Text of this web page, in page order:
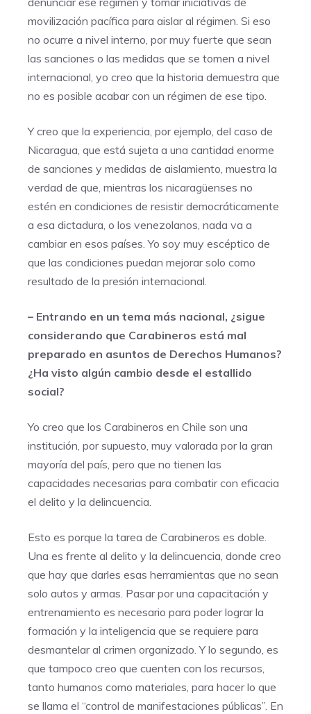
movilización pacífica para aislar al régimen. Si eso
no ocurre a nivel interno, por muy fuerte que sean
las sanciones o las medidas que se tomen a nivel
internacional, yo creo que la historia demuestra que
no es posible acabar con un régimen de ese tipo.
Y creo que la experiencia, por ejemplo, del caso de
Nicaragua, que está sujeta a una cantidad enorme
de sanciones y medidas de aislamiento, muestra la
verdad de que, mientras los nicaragüenses no
estén en condiciones de resistir democráticamente
a esa dictadura, o los venezolanos, nada va a
cambiar en esos países. Yo soy muy escéptico de
que las condiciones puedan mejorar solo como
resultado de la presión internacional.
– Entrando en un tema más nacional, ¿sigue
considerando que Carabineros está mal
preparado en asuntos de Derechos Humanos?
¿Ha visto algún cambio desde el estallido
social?
Yo creo que los Carabineros en Chile son una
institución, por supuesto, muy valorada por la gran
mayoría del país, pero que no tienen las
capacidades necesarias para combatir con eficacia
el delito y la delincuencia.
Esto es porque la tarea de Carabineros es doble.
Una es frente al delito y la delincuencia, donde creo
que hay que darles esas herramientas que no sean
solo autos y armas. Pasar por una capacitación y
entrenamiento es necesario para poder lograr la
formación y la inteligencia que se requiere para
desmantelar al crimen organizado. Y lo segundo, es
que tampoco creo que cuenten con los recursos,
tanto humanos como materiales, para hacer lo que
se llama el “control de manifestaciones públicas’’. En